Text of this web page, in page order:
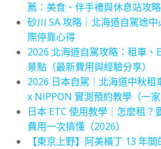
薦：美食、伴手禮與休息站攻略
砂川 SA 攻略｜北海道自駕途
際停靠心得
2026 北海道自駕攻略：租車、
景點（最新費用與經驗分享）
2026 日本自駕｜北海道中秋租
x NIPPON 實測預約教學（一家
日本 ETC 使用教學｜怎麼租？
費用一次搞懂（2026）
【東京上野】阿美橫丁 13 年